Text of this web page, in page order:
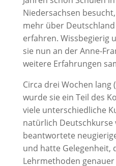
Niedersachsen
mehr über
erfahren. Wissbegierig
sie nun an der Anne-
weitere Erfahrungen
Circa drei Wochen lang
wurde sie ein Teil des
viele unterschiedliche
natürlich Deutschkurse
beantwortete
und hatte Gelegenheit,
Lehrmethoden